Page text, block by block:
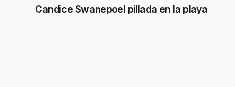
Candice Swanepoel pillada en la playa